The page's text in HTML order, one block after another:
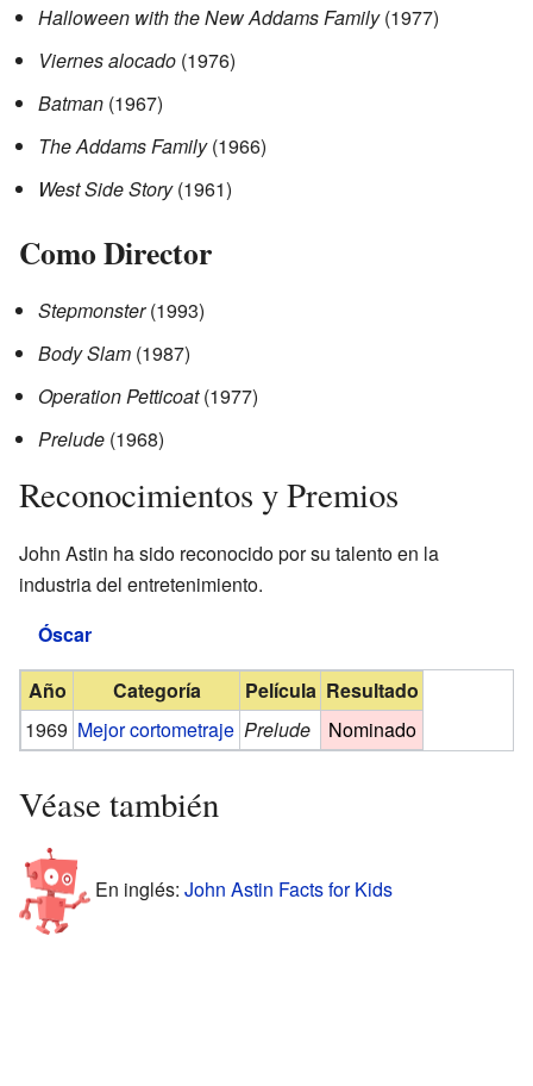
Halloween with the New Addams Family(1977)
Viernes alocado (1976)
Batman (1967)
The Addams Family(1966)
West Side Story(1961)
Como Director
Stepmonster(1993)
Body Slam (1987)
Operation Petticoat(1977)
Prelude (1968)
Reconocimientos y Premios
John Astin ha sido reconocido por su talento en la
industria del entretenimiento.
Óscar
Año Categoría Película Resultado
1969 Mejor cortometraje Prelude Nominado
Véase también
En inglés: John Astin Facts for Kids